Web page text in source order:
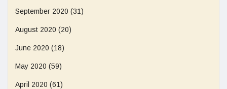
September 2020 (31)
August 2020 (20)
June 2020 (18)
May 2020 (59)
April 2020 (61)